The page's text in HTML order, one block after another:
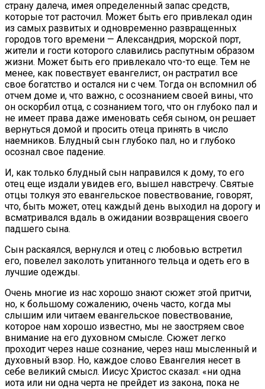
страну далеча, имея определенный запас средств,
которые тот расточил. Может быть его привлекал один
из самых развитых и одновременно развращенных
городов того времени — Александрия, морской порт,
жители и гости которого славились распутным образом
жизни. Может быть его привлекало что-то еще. Тем не
менее, как повествует евангелист, он растратил все
свое богатство и остался ни с чем. Тогда он вспомнил об
отчем доме и, что важно, с осознанием своей вины, что
он оскорбил отца, с сознанием того, что он глубоко пал и
не имеет права даже именовать себя сыном, он решает
вернуться домой и просить отеца принять в число
наемников. Блудный сын глубоко пал, но и глубоко
осознал свое падение.
И, как только блудный сын направился к дому, то его
отец еще издали увидев его, вышел навстречу. Святые
отцы толкуя это евангельское повествование, говорят,
что, быть может, отец каждый день выходил на дорогу и
всматривался вдаль в ожидании возвращения своего
падшего сына.
Сын раскаялся, вернулся и отец с любовью встретил
его, повелел заколоть упитанного тельца и одеть его в
лучшие одежды.
Очень многие из нас хорошо знают сюжет этой притчи,
но, к большому сожалению, очень часто, когда мы
слышим или читаем евангельское повествование,
которое нам хорошо известно, мы не заостряем свое
внимание на его духовном смысле. Сюжет легко
проходит через наше сознание, через наш мысленный и
духовный взор. Но, каждое слово Евангелия несет в
себе великий смысл. Иисус Христос сказал: «ни одна
иота или ни одна черта не прейдет из закона, пока не